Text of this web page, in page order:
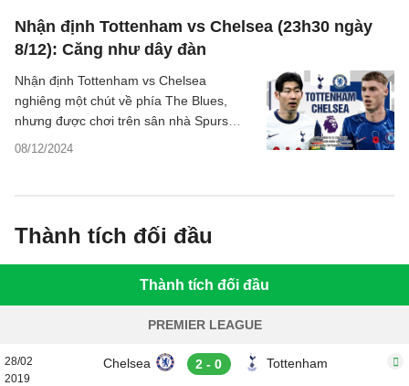
Nhận định Tottenham vs Chelsea (23h30 ngày
8/12): Căng như dây đàn
08/12/2024
Nhận định Tottenham vs Chelsea
nghiêng một chút về phía The Blues,
nhưng được chơi trên sân nhà Spurs
không dễ dàng chấp nhận thất bại.
Thành tích đối đầu
Thành tích đối đầu
PREMIER LEAGUE
28/02
2019
Chelsea 2 - 0 Tottenham